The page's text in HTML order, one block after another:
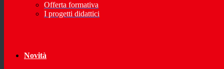
Offerta formativa
I progetti didattici
Novità